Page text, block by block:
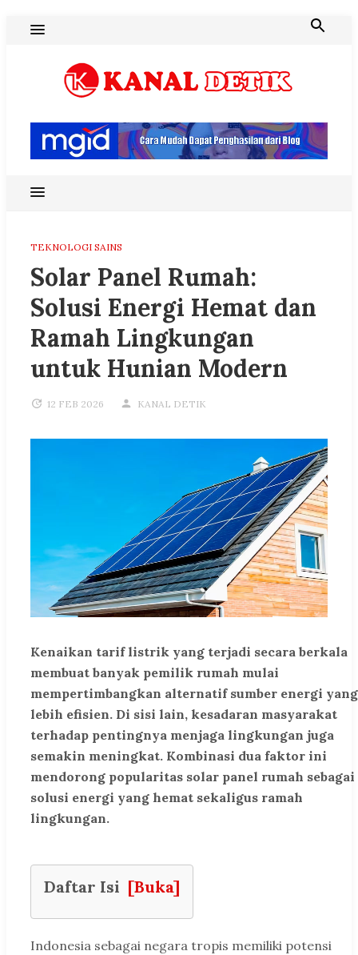
TEKNOLOGI SAINS
Solar Panel Rumah:
Solusi Energi Hemat dan
Ramah Lingkungan
untuk Hunian Modern
12 FEB 2026 KANAL DETIK
Kenaikan tarif listrik yang terjadi secara berkala
membuat banyak pemilik rumah mulai
mempertimbangkan alternatif sumber energi yang
lebih efisien. Di sisi lain, kesadaran masyarakat
terhadap pentingnya menjaga lingkungan juga
semakin meningkat. Kombinasi dua faktor ini
mendorong popularitas solar panel rumah sebagai
solusi energi yang hemat sekaligus ramah
lingkungan.
Daftar Isi [Buka]
Indonesia sebagai negara tropis memiliki potensi